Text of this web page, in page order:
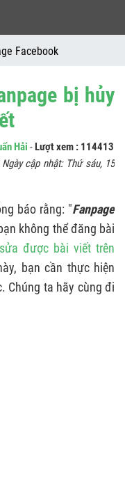
Facebook
bị hủy
Hải -Lượt xem : 114413
cập nhật: Thứ sáu, 15
báo rằng: "Fanpage
không thể đăng bài
được bài viết trên
bạn cần thực hiện
Chúng ta hãy cùng đi